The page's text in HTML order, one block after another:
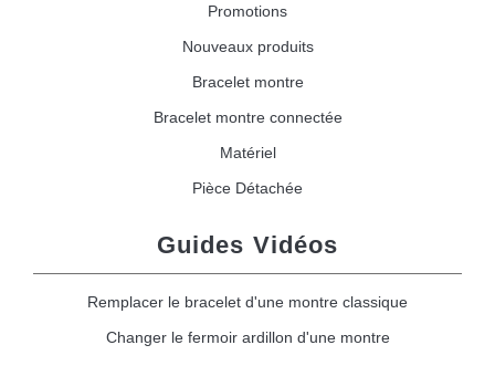
Promotions
Nouveaux produits
Bracelet montre
Bracelet montre connectée
Matériel
Pièce Détachée
Guides Vidéos
Remplacer le bracelet d'une montre classique
Changer le fermoir ardillon d'une montre